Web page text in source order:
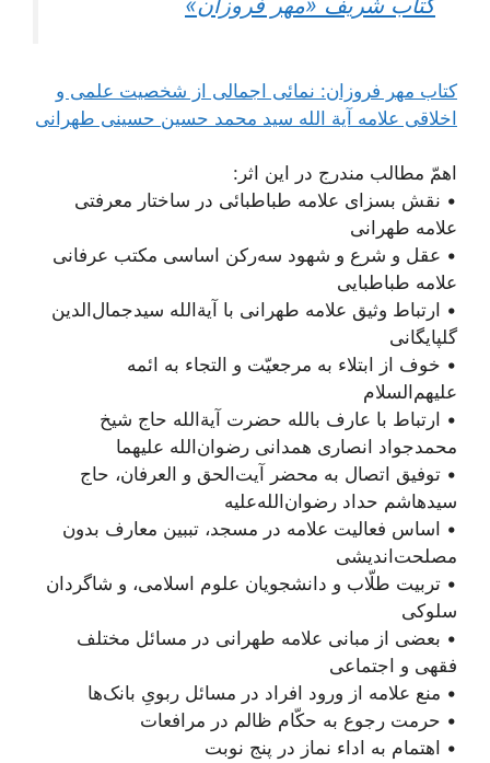
کتاب مهر فروزان: نمائی اجمالی از شخصیت علمی و
اخلاقی علامه آیة الله سید محمد حسین حسینی طهرانی
اهمّ مطالب مندرج در این اثر:
• نقش بسزای علامه طباطبائی در ساختار معرفتی
علامه طهرانی
• عقل و شرع و شهود سه‌رکن اساسی مکتب عرفانی
علامه طباطبایی
• ارتباط وثیق علامه طهرانی با آیة‌الله سیدجمال‌الدین
گلپایگانی
• خوف از ابتلاء به مرجعیّت و التجاء به ائمه
علیهم‌السلام
• ارتباط با عارف بالله حضرت آیة‌الله حاج شیخ
محمد‌جواد انصاری همدانی رضوان‌الله علیهما
• توفیق اتصال به محضر آیت‌الحق و العرفان، حاج
سیدهاشم حداد رضوان‌الله‌علیه
• اساس فعالیت‌ علامه در مسجد، تببین معارف بدون
مصلحت‌اندیشی‌
• تربیت طلّاب و دانشجویان علوم اسلامی، و شاگردان
سلوکی
• بعضی از مبانی علامه طهرانی در مسائل مختلف
فقهی و اجتماعی
• منع علامه از ورود افراد در مسائل ربویِ بانک‌ها
• حرمت رجوع به حکّام ظالم در مرافعات
• اهتمام به اداء نماز در پنج نوبت